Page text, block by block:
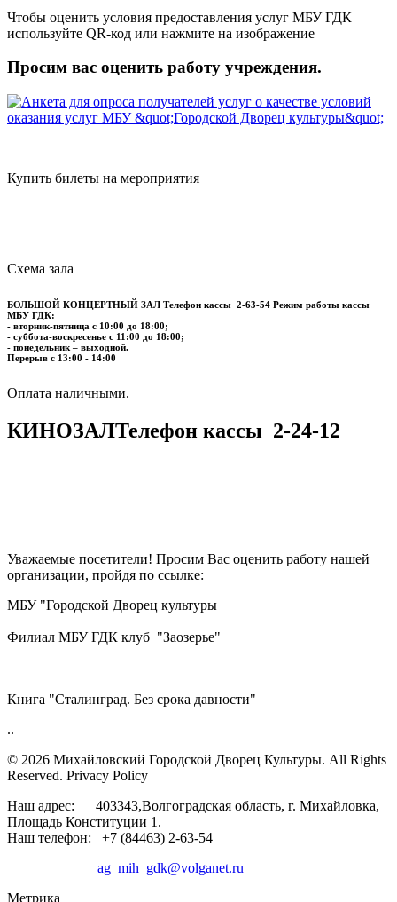
Чтобы оценить условия предоставления услуг МБУ ГДК
используйте QR-код или нажмите на изображение
Просим вас оценить работу учреждения.
Купить билеты на мероприятия
Схема зала
БОЛЬШОЙ КОНЦЕРТНЫЙ ЗАЛ Телефон кассы 2-63-54 Режим работы кассы
МБУ ГДК:
- вторник-пятница с 10:00 до 18:00;
- суббота-воскресенье с 11:00 до 18:00;
- понедельник – выходной.
Перерыв с 13:00 - 14:00
​​​​​​​Оплата наличными.
КИНОЗАЛТелефон кассы 2-24-12
Уважаемые посетители! Просим Вас оценить работу нашей
организации, пройдя по ссылке:
МБУ "Городской Дворец культуры
Филиал МБУ ГДК клуб "Заозерье"
Книга "Сталинград. Без срока давности"
..
© 2026 Михайловский Городской Дворец Культуры. All Rights
Reserved. Privacy Policy
Наш адрес: 403343,Волгоградская область, г. Михайловка,
Площадь Конституции 1.
Наш телефон: +7 (84463) 2-63-54
ag_mih_gdk@volganet.ru
Метрика